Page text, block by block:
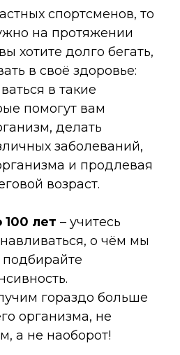
спортсменов, то
на протяжении
хотите долго бегать,
в своё здоровье:
в такие
помогут вам
делать
заболеваний,
и продлевая
возраст.
100 лет – учитесь
о чём мы
гораздо больше
организма, не
а не наоборот!